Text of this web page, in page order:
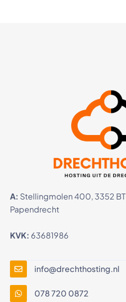
A: Stellingmolen 400, 3352 BT
Papendrecht
KVK: 63681986
info@drechthosting.nl
078 720 0872